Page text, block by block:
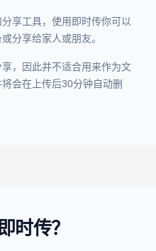
享工具，使用即时传你可以
分享给家人或朋友。
，因此并不适合用来作为文
会在上传后30分钟自动删
时传？